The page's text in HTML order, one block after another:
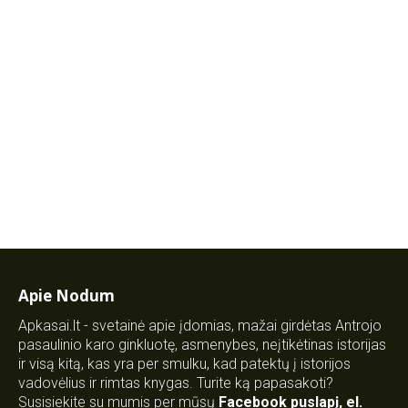
Apie Nodum
Apkasai.lt - svetainė apie įdomias, mažai girdėtas Antrojo
pasaulinio karo ginkluotę, asmenybes, neįtikėtinas istorijas
ir visą kitą, kas yra per smulku, kad patektų į istorijos
vadovėlius ir rimtas knygas. Turite ką papasakoti?
Susisiekite su mumis per mūsų Facebook puslapį, el.